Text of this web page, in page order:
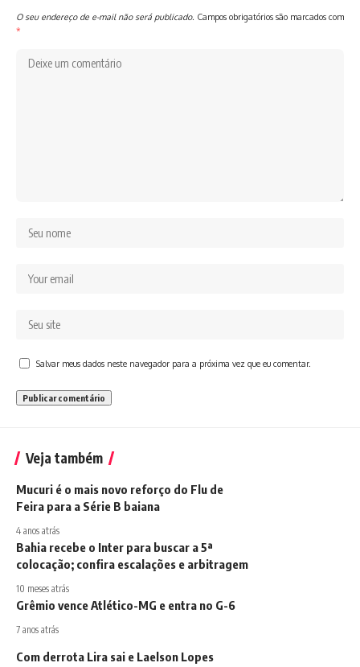
O seu endereço de e-mail não será publicado. Campos obrigatórios são marcados com
*
Salvar meus dados neste navegador para a próxima vez que eu comentar.
Veja também
Mucuri é o mais novo reforço do Flu de
Feira para a Série B baiana
4 anos atrás
Bahia recebe o Inter para buscar a 5ª
colocação; confira escalações e arbitragem
10 meses atrás
Grêmio vence Atlético-MG e entra no G-6
7 anos atrás
Com derrota Lira sai e Laelson Lopes